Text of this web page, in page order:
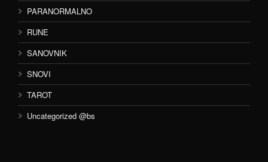
PARANORMALNO
RUNE
SANOVNIK
SNOVI
TAROT
Uncategorized @bs